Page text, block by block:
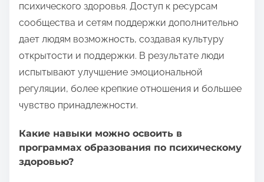
психического здоровья. Доступ к ресурсам
сообщества и сетям поддержки дополнительно
дает людям возможность, создавая культуру
открытости и поддержки. В результате люди
испытывают улучшение эмоциональной
регуляции, более крепкие отношения и большее
чувство принадлежности.
Какие навыки можно освоить в
программах образования по психическому
здоровью?